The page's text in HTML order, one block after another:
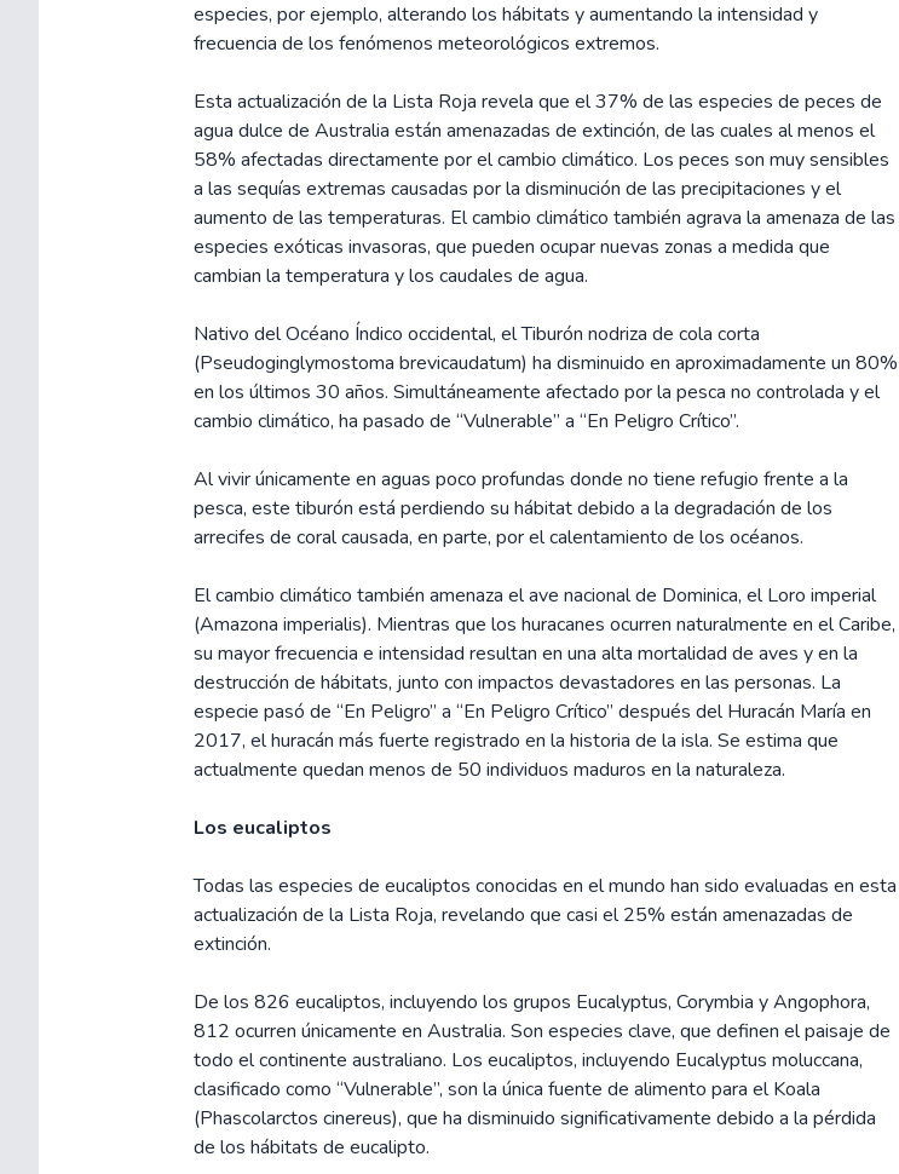
especies, por ejemplo, alterando los hábitats y aumentando la intensidad y
frecuencia de los fenómenos meteorológicos extremos.
Esta actualización de la Lista Roja revela que el 37% de las especies de peces de
agua dulce de Australia están amenazadas de extinción, de las cuales al menos el
58% afectadas directamente por el cambio climático. Los peces son muy sensibles
a las sequías extremas causadas por la disminución de las precipitaciones y el
aumento de las temperaturas. El cambio climático también agrava la amenaza de las
especies exóticas invasoras, que pueden ocupar nuevas zonas a medida que
cambian la temperatura y los caudales de agua.
Nativo del Océano Índico occidental, el Tiburón nodriza de cola corta
(Pseudoginglymostoma brevicaudatum) ha disminuido en aproximadamente un 80%
en los últimos 30 años. Simultáneamente afectado por la pesca no controlada y el
cambio climático, ha pasado de “Vulnerable” a “En Peligro Crítico”.
Al vivir únicamente en aguas poco profundas donde no tiene refugio frente a la
pesca, este tiburón está perdiendo su hábitat debido a la degradación de los
arrecifes de coral causada, en parte, por el calentamiento de los océanos.
El cambio climático también amenaza el ave nacional de Dominica, el Loro imperial
(Amazona imperialis). Mientras que los huracanes ocurren naturalmente en el Caribe,
su mayor frecuencia e intensidad resultan en una alta mortalidad de aves y en la
destrucción de hábitats, junto con impactos devastadores en las personas. La
especie pasó de “En Peligro” a “En Peligro Crítico” después del Huracán María en
2017, el huracán más fuerte registrado en la historia de la isla. Se estima que
actualmente quedan menos de 50 individuos maduros en la naturaleza.
Los eucaliptos
Todas las especies de eucaliptos conocidas en el mundo han sido evaluadas en esta
actualización de la Lista Roja, revelando que casi el 25% están amenazadas de
extinción.
De los 826 eucaliptos, incluyendo los grupos Eucalyptus, Corymbia y Angophora,
812 ocurren únicamente en Australia. Son especies clave, que definen el paisaje de
todo el continente australiano. Los eucaliptos, incluyendo Eucalyptus moluccana,
clasificado como “Vulnerable”, son la única fuente de alimento para el Koala
(Phascolarctos cinereus), que ha disminuido significativamente debido a la pérdida
de los hábitats de eucalipto.